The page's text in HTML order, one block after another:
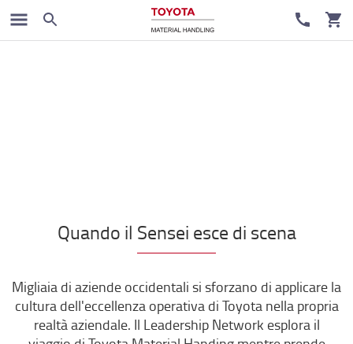
Quando il Sensei esce di scena
Migliaia di aziende occidentali si sforzano di applicare la
cultura dell'eccellenza operativa di Toyota nella propria
realtà aziendale. Il Leadership Network esplora il